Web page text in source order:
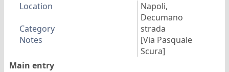
Location
Napoli,
Decumano
Category
strada
Notes
[Via Pasquale
Scura]
Main entry